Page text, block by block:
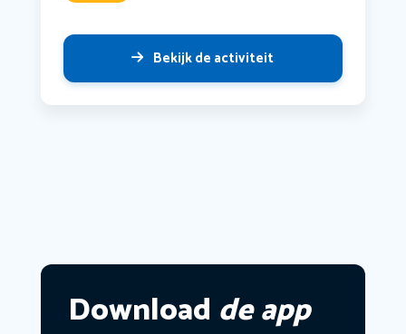
Bekijk de activiteit
Download de app